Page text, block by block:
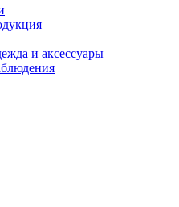
и аксессуары